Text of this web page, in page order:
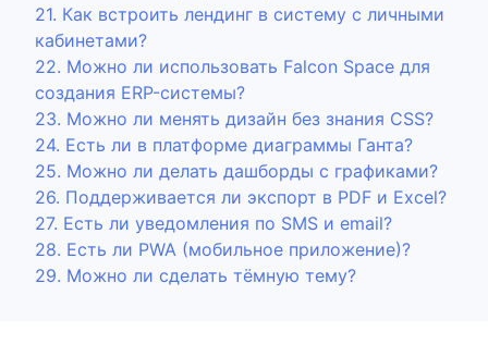
21. Как встроить лендинг в систему с личными
кабинетами?
22. Можно ли использовать Falcon Space для
создания ERP-системы?
23. Можно ли менять дизайн без знания CSS?
24. Есть ли в платформе диаграммы Ганта?
25. Можно ли делать дашборды с графиками?
26. Поддерживается ли экспорт в PDF и Excel?
27. Есть ли уведомления по SMS и email?
28. Есть ли PWA (мобильное приложение)?
29. Можно ли сделать тёмную тему?